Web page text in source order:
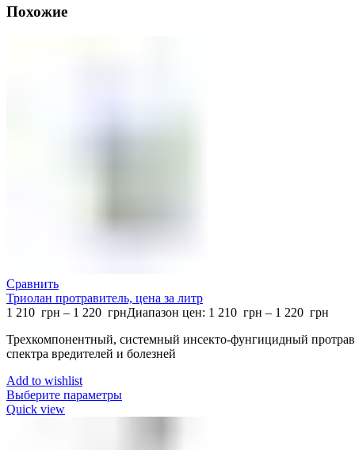
Похожие
Сравнить
Триолан протравитель, цена за литр
1 210 грн – 1 220 грнДиапазон цен: 1 210 грн – 1 220 грн
Трехкомпонентный, системный инсекто-фунгицидный
спектра вредителей и болезней
Add to wishlist
Выберите параметры
Quick view